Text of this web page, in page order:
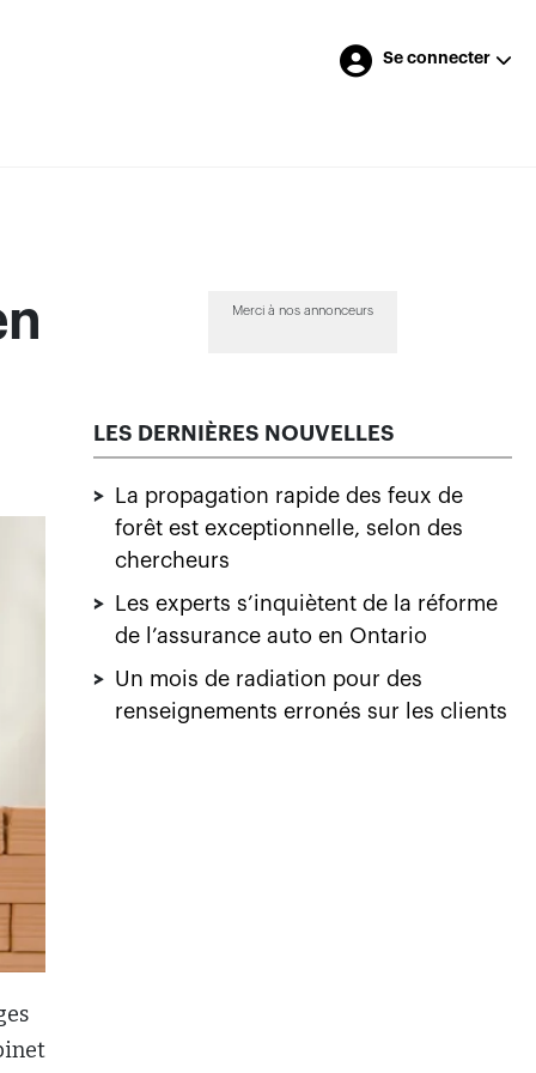
Se connecter
Merci à nos annonceurs
LES DERNIÈRES NOUVELLES
>
La propagation rapide des feux de
forêt est exceptionnelle, selon des
chercheurs
>
Les experts s’inquiètent de la réforme
de l’assurance auto en Ontario
> Un mois de radiation pour des
renseignements erronés sur les clients